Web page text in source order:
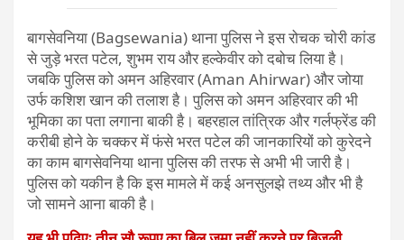
बागसेवनिया (Bagsewania) थाना पुलिस ने इस रोचक चोरी कांड
से जुड़े भरत पटेल, शुभम राय और हल्केवीर को दबोच लिया है।
जबकि पुलिस को अमन अहिरवार (Aman Ahirwar) और जोया
उर्फ कशिश खान की तलाश है। पुलिस को अमन अहिरवार की भी
भूमिका का पता लगाना बाकी है। बहरहाल तांत्रिक और गर्लफ्रेंड की
करीबी होने के चक्कर में फंसे भरत पटेल की जानकारियों को कुरेदने
का काम बागसेवनिया थाना पुलिस की तरफ से अभी भी जारी है।
पुलिस को यकीन है कि इस मामले में कई अनसुलझे तथ्य और भी है
जो सामने आना बाकी है।